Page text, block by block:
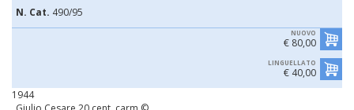
N. Cat. 490/95
NUOVO
€ 80,00
LINGUELLATO
€ 40,00
1944